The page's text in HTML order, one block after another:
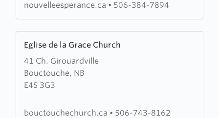
nouvelleesperance.ca • 506-384-7894
Eglise de la Grace Church
41 Ch. Girouardville
Bouctouche, NB
E4S 3G3
more
about
Eglise
de
Grace
bouctouchechurch.ca • 506-743-8162